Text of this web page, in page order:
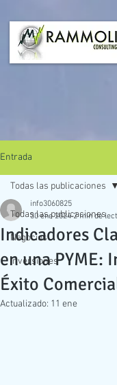
Entrada
Todas las publicaciones
Negocios
Inversiones
Todas las publicaciones
Indicadores
en una PYME:
Éxito
info3060825
30 ene 2024 2 min de
Actualizado: 11 ene